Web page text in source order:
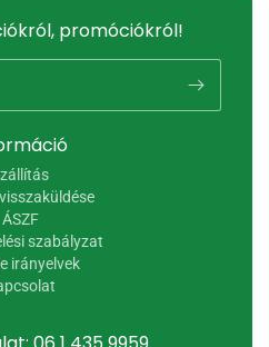
ÁSZF
szabályzat
irányelvek
promóciókról!